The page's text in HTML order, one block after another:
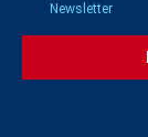
Newsletter